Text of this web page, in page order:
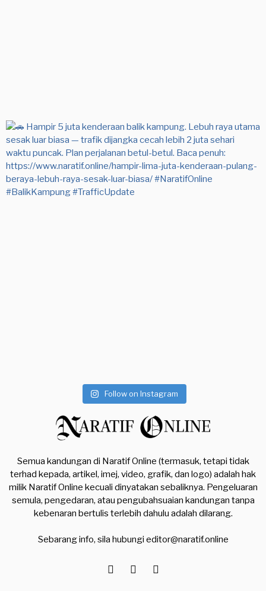
Follow on Instagram
Semua kandungan di Naratif Online (termasuk, tetapi tidak
terhad kepada, artikel, imej, video, grafik, dan logo) adalah hak
milik Naratif Online kecuali dinyatakan sebaliknya. Pengeluaran
semula, pengedaran, atau pengubahsuaian kandungan tanpa
kebenaran bertulis terlebih dahulu adalah dilarang.
Sebarang info, sila hubungi editor@naratif.online